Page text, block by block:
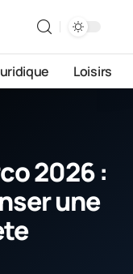
Loisirs
2026 :
une